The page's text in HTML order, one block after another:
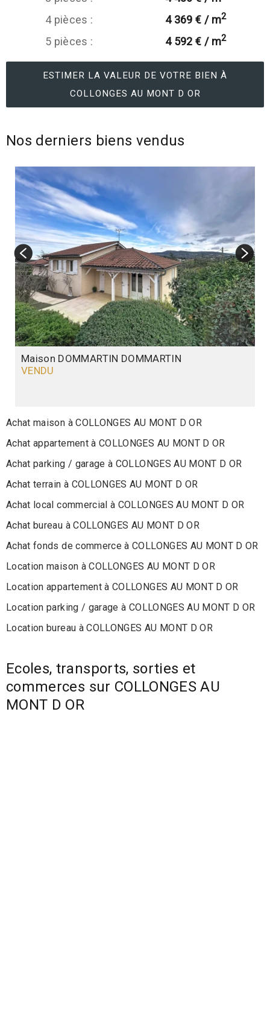
4 pièces :
4 369 € / m2
5 pièces : 4 592 € / m2
ESTIMER LA VALEUR DE VOTRE BIEN À
COLLONGES AU MONT D OR
Nos derniers biens vendus
Maison DOMMARTIN DOMMARTIN
VENDU
Achat maison à COLLONGES AU MONT D OR
Achat appartement à COLLONGES AU MONT D OR
Achat parking / garage à COLLONGES AU MONT D OR
Achat terrain à COLLONGES AU MONT D OR
Achat local commercial à COLLONGES AU MONT D OR
Achat bureau à COLLONGES AU MONT D OR
Achat fonds de commerce à COLLONGES AU MONT D OR
Location maison à COLLONGES AU MONT D OR
Location appartement à COLLONGES AU MONT D OR
Location parking / garage à COLLONGES AU MONT D OR
Location bureau à COLLONGES AU MONT D OR
Ecoles, transports, sorties et
commerces sur COLLONGES AU
MONT D OR